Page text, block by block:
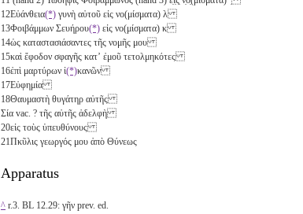
12Εὐάνθεια(*) γυνὴ αὐτοῦ εἰς νο(μίσματα) λ
13Φοιβάμμων Σευήρου(*) εἰς νο(μίσματα) κ
14ὡς καταστασιάσαντες τῆς νομῆς μου
15καὶ ἔφοδον σφαγῆς κατʼ ἐμοῦ τετολμηκότες
16ἐπὶ μαρτύρων ἱ(*)κανῶν
17Εὐφημία
18Θαυμαστὴ θυγάτηρ αὐτῆς
Σία vac. ? τῆς αὐτῆς ἀδελφὴ
20εἰς τοὺς ὑπευθύνους
21Πκῦλις γεωργός μου ἀπὸ Θύνεως
Apparatus
^ r.3. BL 12.29: γῆν prev. ed.